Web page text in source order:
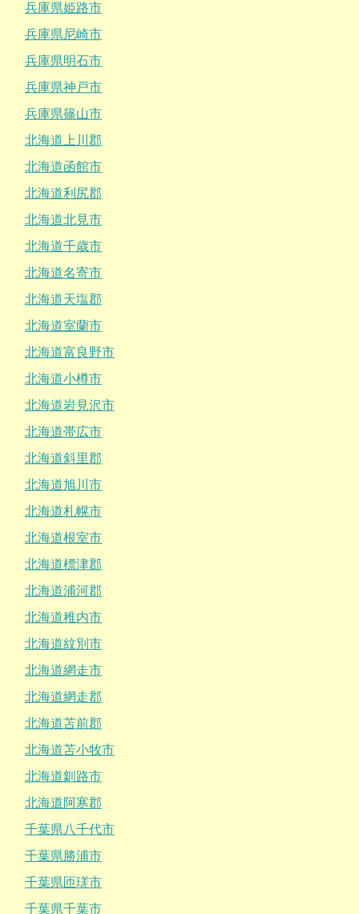
兵庫県姫路市
兵庫県尼崎市
兵庫県明石市
兵庫県神戸市
兵庫県篠山市
北海道上川郡
北海道函館市
北海道利尻郡
北海道北見市
北海道千歳市
北海道名寄市
北海道天塩郡
北海道室蘭市
北海道富良野市
北海道小樽市
北海道岩見沢市
北海道帯広市
北海道斜里郡
北海道旭川市
北海道札幌市
北海道根室市
北海道標津郡
北海道浦河郡
北海道稚内市
北海道紋別市
北海道網走市
北海道網走郡
北海道苫前郡
北海道苫小牧市
北海道釧路市
北海道阿寒郡
千葉県八千代市
千葉県勝浦市
千葉県匝瑳市
千葉県千葉市